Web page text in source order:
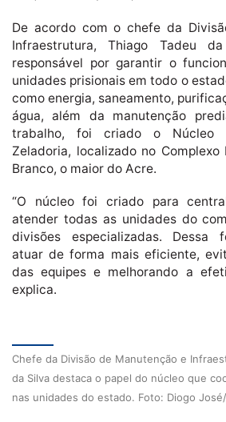
De acordo com o chefe da
Infraestrutura, Thiago Tadeu
responsável por garantir o
unidades prisionais em todo o
como energia, saneamento,
água, além da manutenção
trabalho, foi criado o Núcleo
Zeladoria, localizado no
Branco, o maior do Acre.
“O núcleo foi criado para
atender todas as unidades do
divisões especializadas. Dessa
atuar de forma mais eficiente,
das equipes e melhorando a
explica.
Chefe da Divisão de Manutenção e
da Silva destaca o papel do núcleo que
nas unidades do estado. Foto: Diogo